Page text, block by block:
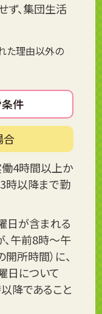
ず、集団生活
た理由以外の
件
合
働4時間以上か
時以降まで勤
日が含まれる
午前8時～午
所時間）に、
日について
降であること